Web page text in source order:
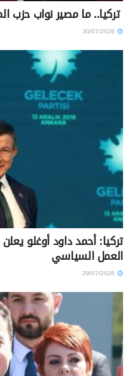
تركيا.. ما مصير نواب حزب
تركيا: أحمد داود أوغلو
العمل السياسي